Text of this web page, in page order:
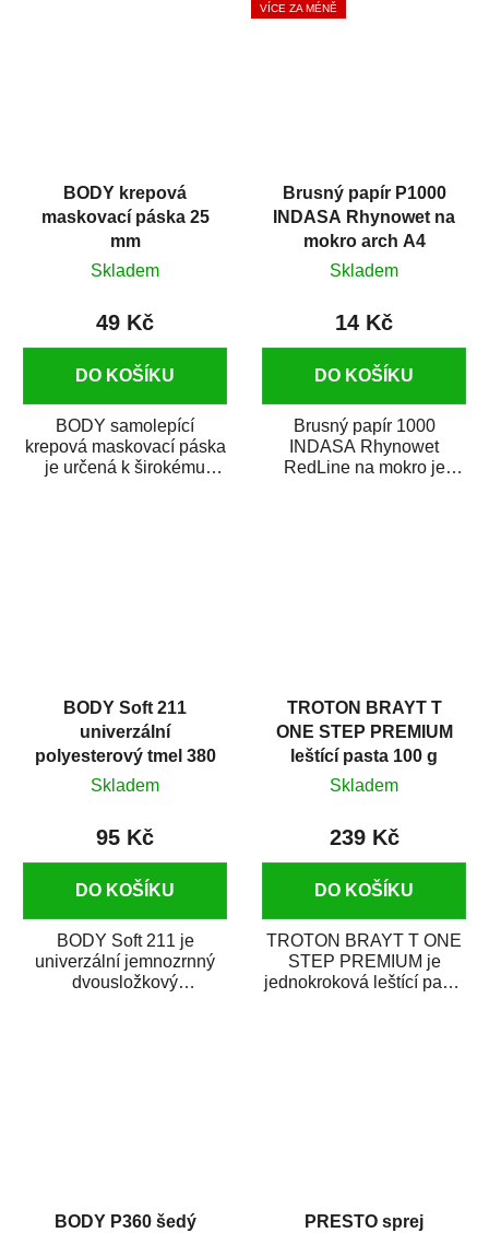
BODY krepová
maskovací páska 25
mm
Skladem
49 Kč
DO KOŠÍKU
BODY samolepící
krepová maskovací páska
je určená k širokému
VÍCE ZA MÉNĚ
Brusný papír P1000
INDASA Rhynowet na
mokro arch A4
Skladem
14 Kč
DO KOŠÍKU
Brusný papír 1000
INDASA Rhynowet
RedLine na mokro je
BODY Soft 211
univerzální
polyesterový tmel 380
g
Skladem
95 Kč
DO KOŠÍKU
BODY Soft 211 je
univerzální jemnozrnný
dvousložkový
TROTON BRAYT T
ONE STEP PREMIUM
leštící pasta 100 g
Skladem
239 Kč
DO KOŠÍKU
TROTON BRAYT T ONE
STEP PREMIUM je
jednokroková leštící pasta
BODY P360 šedý
PRESTO sprej